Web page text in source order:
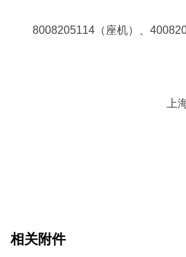
8008205114（座机）、
上海
相关附件